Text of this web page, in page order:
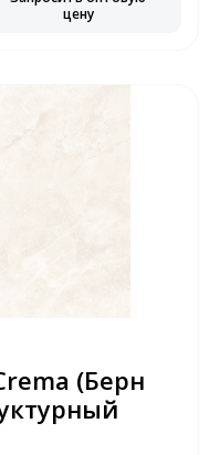
цену
(Берн